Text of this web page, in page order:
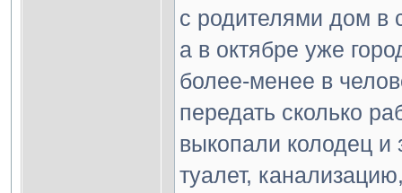
с родителями дом в
а в октябре уже
более-менее в
передать сколько
выкопали колодец
туалет,